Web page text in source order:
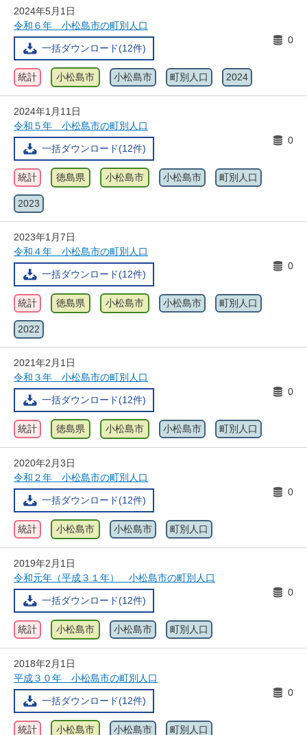
2024年5月1日
令和６年 小松島市の町別人口
一括ダウンロード(12件)
0
統計 小松島市 小松島市 町別人口 2024
2024年1月11日
令和５年 小松島市の町別人口
一括ダウンロード(12件)
0
統計 徳島県 小松島市 小松島市 町別人口
2023
2023年1月7日
令和４年 小松島市の町別人口
一括ダウンロード(12件)
0
統計 徳島県 小松島市 小松島市 町別人口
2022
2021年2月1日
令和３年 小松島市の町別人口
一括ダウンロード(12件)
0
統計 徳島県 小松島市 小松島市 町別人口
2020年2月3日
令和２年 小松島市の町別人口
一括ダウンロード(12件)
0
統計 小松島市 小松島市 町別人口
2019年2月1日
令和元年（平成３１年） 小松島市の町別人口
一括ダウンロード(12件)
0
統計 小松島市 小松島市 町別人口
2018年2月1日
平成３０年 小松島市の町別人口
一括ダウンロード(12件)
0
統計 小松島市 小松島市 町別人口